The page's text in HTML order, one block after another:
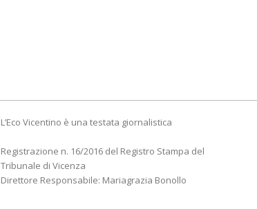
L’Eco Vicentino è una testata giornalistica
Registrazione n. 16/2016 del Registro Stampa del
Tribunale di Vicenza
Direttore Responsabile: Mariagrazia Bonollo